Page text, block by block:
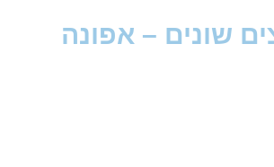
שונים – אפונה